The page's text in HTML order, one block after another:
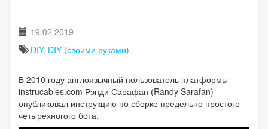
19.02.2019
DIY, DIY (своими руками)
В 2010 году англоязычный пользователь платформы
instrucables.com Рэнди Сарафан (Randy Sarafan)
опубликовал инструкцию по сборке предельно простого
четырехногого бота.